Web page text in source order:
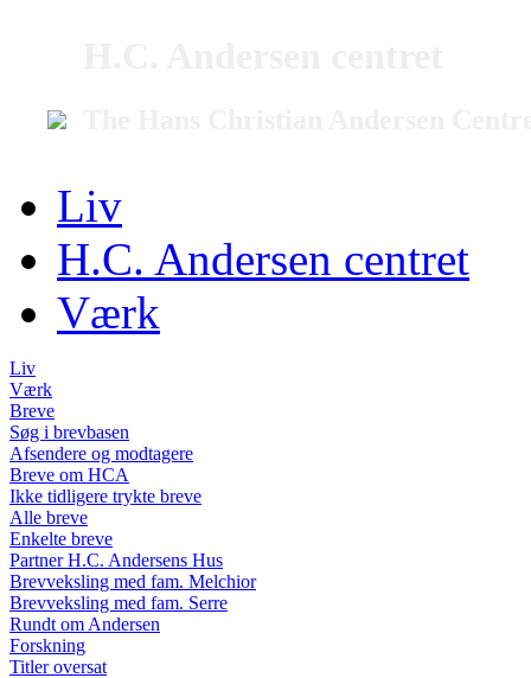
Liv
H.C. Andersen centret
Værk
Liv
Værk
Breve
Søg i brevbasen
Afsendere og modtagere
Breve om HCA
Ikke tidligere trykte breve
Alle breve
Enkelte breve
Partner H.C. Andersens Hus
Brevveksling med fam. Melchior
Brevveksling med fam. Serre
Rundt om Andersen
Forskning
Titler oversat